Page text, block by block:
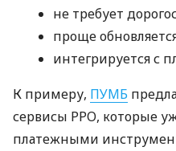
не требует
проще
интегрируется с
К примеру, ПУМБ
сервисы РРО, которые
платежными